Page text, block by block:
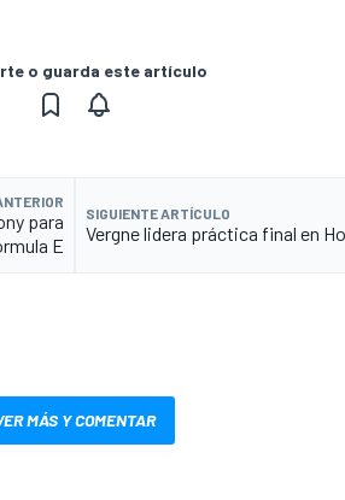
o guarda este artículo
para
E
SIGUIENTE ARTÍCULO
Vergne lidera práctica final en
MÁS Y COMENTAR